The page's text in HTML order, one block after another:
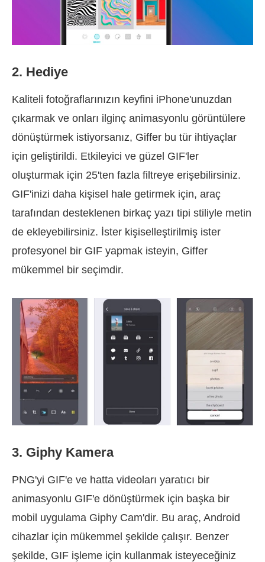
2. Hediye
Kaliteli fotoğraflarınızın keyfini iPhone'unuzdan
çıkarmak ve onları ilginç animasyonlu görüntülere
dönüştürmek istiyorsanız, Giffer bu tür ihtiyaçlar
için geliştirildi. Etkileyici ve güzel GIF'ler
oluşturmak için 25'ten fazla filtreye erişebilirsiniz.
GIF'inizi daha kişisel hale getirmek için, araç
tarafından desteklenen birkaç yazı tipi stiliyle metin
de ekleyebilirsiniz. İster kişiselleştirilmiş ister
profesyonel bir GIF yapmak isteyin, Giffer
mükemmel bir seçimdir.
3. Giphy Kamera
PNG'yi GIF'e ve hatta videoları yaratıcı bir
animasyonlu GIF'e dönüştürmek için başka bir
mobil uygulama Giphy Cam'dir. Bu araç, Android
cihazlar için mükemmel şekilde çalışır. Benzer
şekilde, GIF işleme için kullanmak isteyeceğiniz